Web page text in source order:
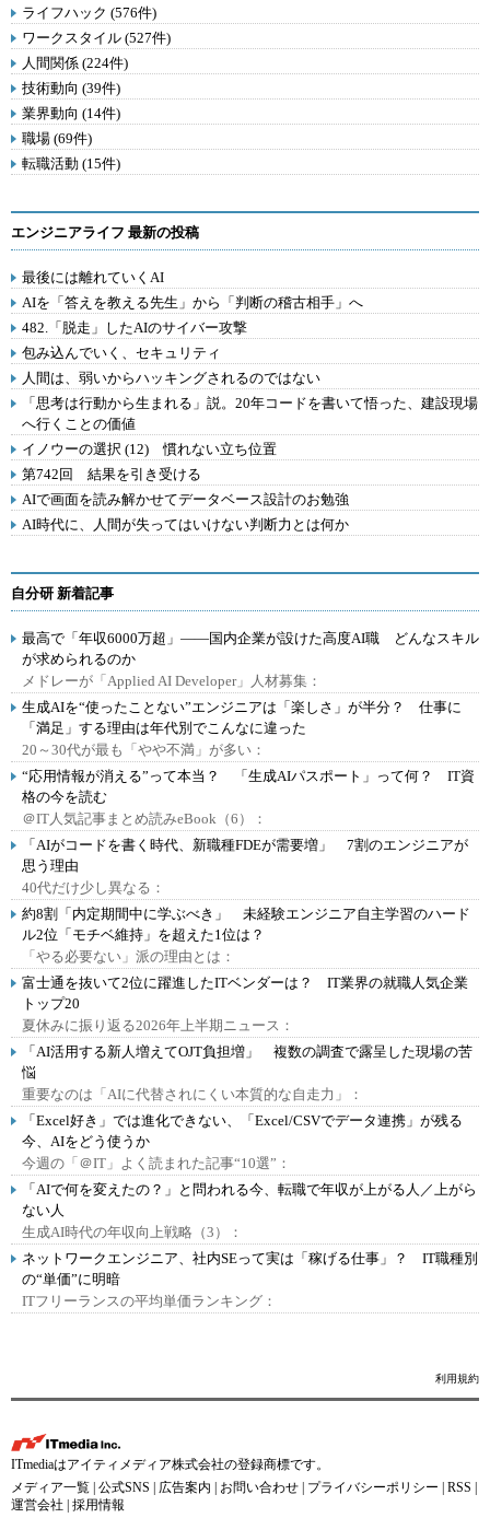
ライフハック (576件)
ワークスタイル (527件)
人間関係 (224件)
技術動向 (39件)
業界動向 (14件)
職場 (69件)
転職活動 (15件)
エンジニアライフ 最新の投稿
最後には離れていくAI
AIを「答えを教える先生」から「判断の稽古相手」へ
482.「脱走」したAIのサイバー攻撃
包み込んでいく、セキュリティ
人間は、弱いからハッキングされるのではない
「思考は行動から生まれる」説。20年コードを書いて悟った、建設現場
へ行くことの価値
イノウーの選択 (12) 慣れない立ち位置
第742回 結果を引き受ける
AIで画面を読み解かせてデータベース設計のお勉強
AI時代に、人間が失ってはいけない判断力とは何か
自分研 新着記事
最高で「年収6000万超」――国内企業が設けた高度AI職 どんなスキル
が求められるのか
メドレーが「Applied AI Developer」人材募集：
生成AIを“使ったことない”エンジニアは「楽しさ」が半分？ 仕事に
「満足」する理由は年代別でこんなに違った
20～30代が最も「やや不満」が多い：
“応用情報が消える”って本当？ 「生成AIパスポート」って何？ IT資
格の今を読む
＠IT人気記事まとめ読みeBook（6）：
「AIがコードを書く時代、新職種FDEが需要増」 7割のエンジニアが
思う理由
40代だけ少し異なる：
約8割「内定期間中に学ぶべき」 未経験エンジニア自主学習のハード
ル2位「モチベ維持」を超えた1位は？
「やる必要ない」派の理由とは：
富士通を抜いて2位に躍進したITベンダーは？ IT業界の就職人気企業
トップ20
夏休みに振り返る2026年上半期ニュース：
「AI活用する新人増えてOJT負担増」 複数の調査で露呈した現場の苦
悩
重要なのは「AIに代替されにくい本質的な自走力」：
「Excel好き」では進化できない、「Excel/CSVでデータ連携」が残る
今、AIをどう使うか
今週の「＠IT」よく読まれた記事“10選”：
「AIで何を変えたの？」と問われる今、転職で年収が上がる人／上がら
ない人
生成AI時代の年収向上戦略（3）：
ネットワークエンジニア、社内SEって実は「稼げる仕事」？ IT職種別
の“単価”に明暗
ITフリーランスの平均単価ランキング：
利用規約
ITmediaはアイティメディア株式会社の登録商標です。
メディア一覧 公式SNS 広告案内 お問い合わせ プライバシーポリシー RSS
運営会社
採用情報